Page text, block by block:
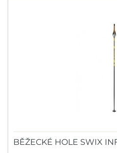
BĚŽECKÉ HOLE SWIX